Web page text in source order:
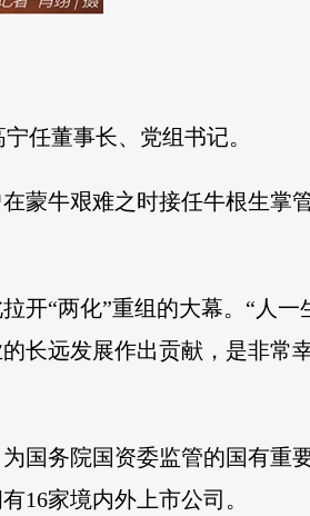
任董事长、党组书记。
蒙牛艰难之时接任牛根生掌
开“两化”重组的大幕。“人一
长远发展作出贡献，是非常
国务院国资委监管的国有重
16家境内外上市公司。